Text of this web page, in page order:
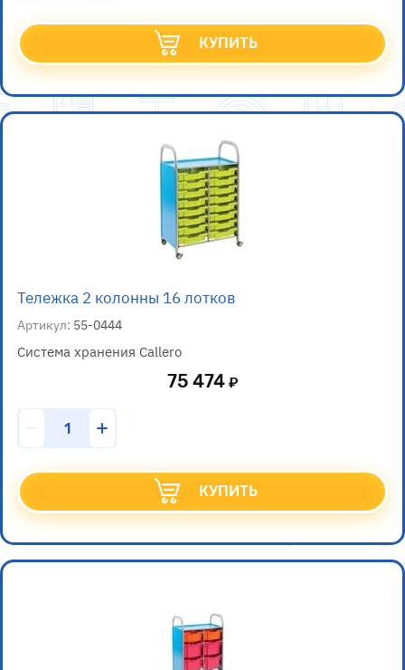
КУПИТЬ
Тележка 2 колонны 16 лотков
Артикул: 55-0444
Система хранения Callero
75 474
КУПИТЬ